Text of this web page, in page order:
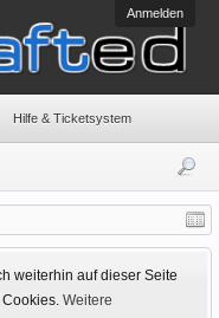
Anmelden
weiterhin auf dieser Seite
Weitere
Hilfe & Ticketsystem